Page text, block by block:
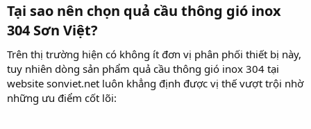
Tại sao nên chọn quả cầu thông gió inox
304 Sơn Việt?​
Trên thị trường hiện có không ít đơn vị phân phối thiết bị này,
tuy nhiên dòng sản phẩm quả cầu thông gió inox 304 tại
website sonviet.net luôn khẳng định được vị thế vượt trội nhờ
những ưu điểm cốt lõi: